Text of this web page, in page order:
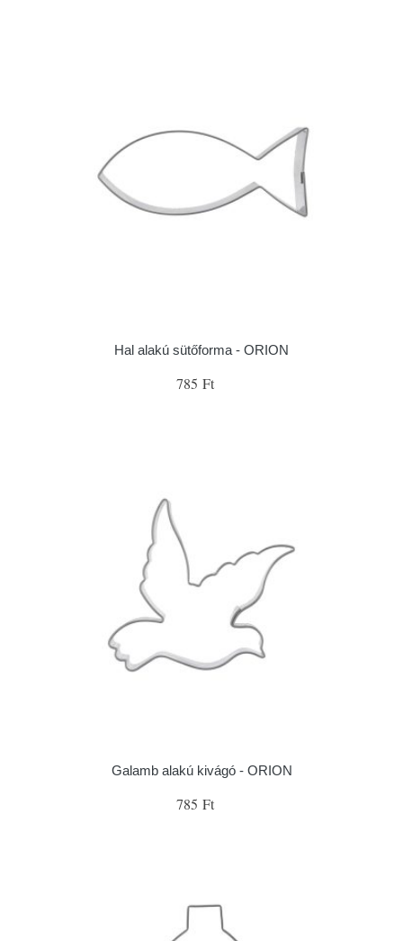
Hal alakú sütőforma - ORION
785 Ft
Galamb alakú kivágó - ORION
785 Ft